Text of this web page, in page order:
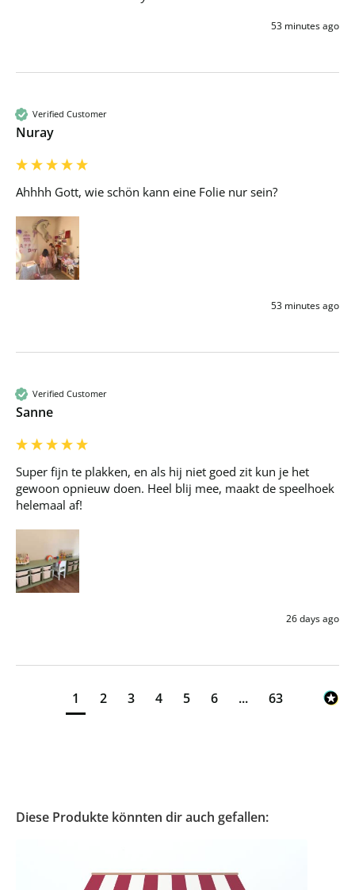
53 minutes ago
Verified Customer
Nuray
Ahhhh Gott, wie schön kann eine Folie nur sein?
53 minutes ago
Verified Customer
Sanne
Super fijn te plakken, en als hij niet goed zit kun je het
gewoon opnieuw doen. Heel blij mee, maakt de speelhoek
helemaal af!
26 days ago
1 2 3 4 5 6 ... 63
Diese Produkte könnten dir auch gefallen: